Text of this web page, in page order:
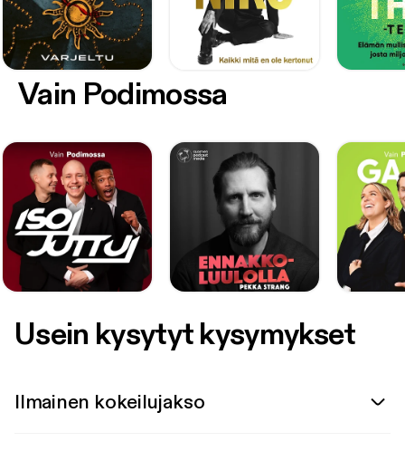
Vain Podimossa
Usein kysytyt kysymykset
Ilmainen kokeilujakso